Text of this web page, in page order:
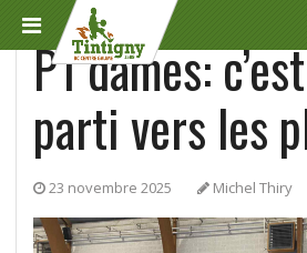
P1 dames:
parti vers les
Résumé des matchs
23 novembre 2025 Michel Thiry